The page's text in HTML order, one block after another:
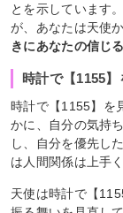
とを示しています
が、あなたは天使
きにあなたの信じ
時計で【1155
時計で【1155】を
かに、自分の気持
し、自分を優先し
は人間関係は上手
天使は時計で【